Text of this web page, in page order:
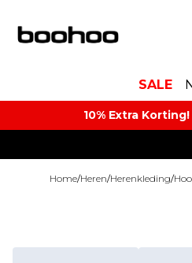
SALE
10% Extra
Home/Heren/Herenkleding/